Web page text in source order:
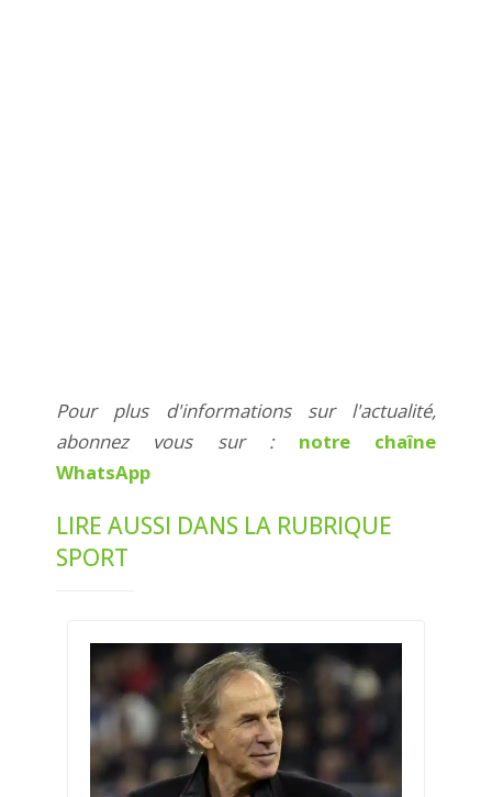
Pour plus d'informations sur l'actualité,
abonnez vous sur : notre chaîne
WhatsApp
LIRE AUSSI DANS LA RUBRIQUE
SPORT